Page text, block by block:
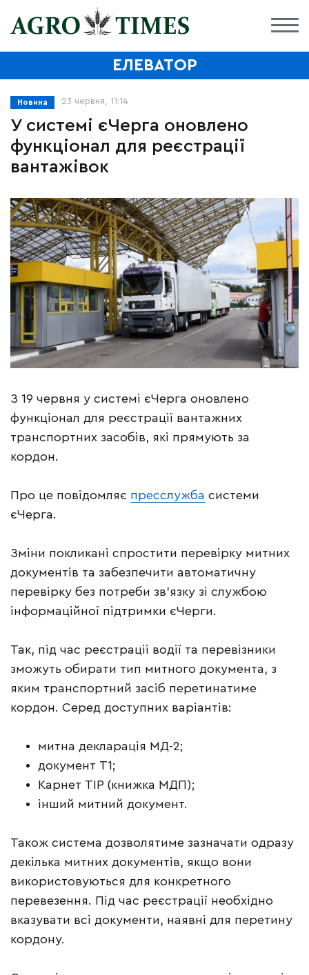
ЕЛЕВАТОР
Новина 23 червня, 11:14
У системі єЧерга оновлено
функціонал для реєстрації
вантажівок
З 19 червня у системі єЧерга оновлено
функціонал для реєстрації вантажних
транспортних засобів, які прямують за
кордон.
Про це повідомляє пресслужба системи
єЧерга.
Зміни покликані спростити перевірку митних
документів та забезпечити автоматичну
перевірку без потреби зв’язку зі службою
інформаційної підтримки єЧерги.
Так, під час реєстрації водії та перевізники
зможуть обирати тип митного документа, з
яким транспортний засіб перетинатиме
кордон. Серед доступних варіантів:
митна декларація МД-2;
документ Т1;
Карнет ТІР (книжка МДП);
інший митний документ.
Також система дозволятиме зазначати одразу
декілька митних документів, якщо вони
використовуються для конкретного
перевезення. Під час реєстрації необхідно
вказувати всі документи, наявні для перетину
кордону.